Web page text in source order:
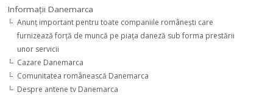
Informaţii Danemarca
Anunţ important pentru toate companiile româneşti care
furnizează forţă de muncă pe piaţa daneză sub forma prestării
unor servicii
Cazare Danemarca
Comunitatea românească Danemarca
Despre antene tv Danemarca